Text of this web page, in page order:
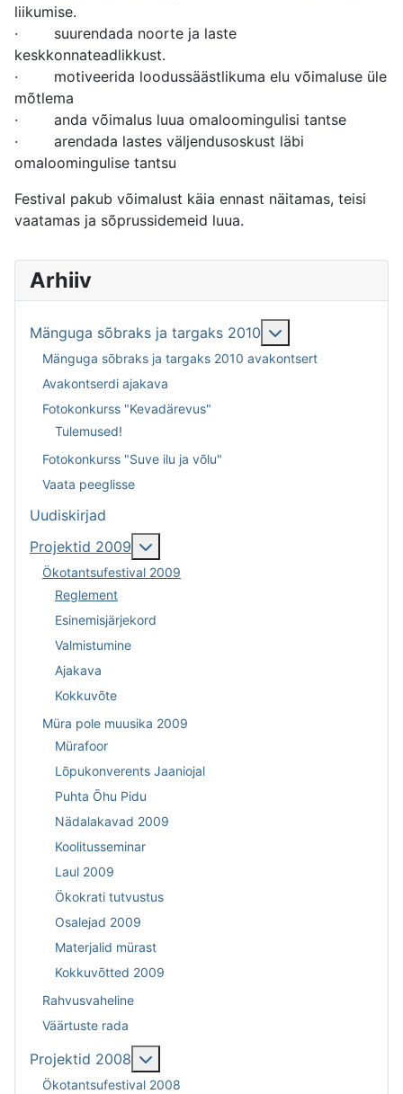
Arhiiv
Mänguga sõbraks ja targaks 2010
Mänguga sõbraks ja targaks 2010 avakontsert
Avakontserdi ajakava
Fotokonkurss "Kevadärevus"
Tulemused!
Fotokonkurss "Suve ilu ja võlu"
Vaata peeglisse
Uudiskirjad
Projektid 2009
Ökotantsufestival 2009
Reglement
Esinemisjärjekord
Valmistumine
Ajakava
Kokkuvõte
Müra pole muusika 2009
Mürafoor
Lõpukonverents Jaaniojal
Puhta Õhu Pidu
Nädalakavad 2009
Koolitusseminar
Laul 2009
Ökokrati tutvustus
Osalejad 2009
Materjalid mürast
Kokkuvõtted 2009
Rahvusvaheline
Väärtuste rada
Projektid 2008
Ökotantsufestival 2008
liikumise.
· suurendada noorte ja laste
keskkonnateadlikkust.
· motiveerida loodussäästlikuma elu võimaluse üle
mõtlema
· anda võimalus luua omaloomingulisi tantse
· arendada lastes väljendusoskust läbi
omaloomingulise tantsu
Festival pakub võimalust käia ennast näitamas, teisi
vaatamas ja sõprussidemeid luua.